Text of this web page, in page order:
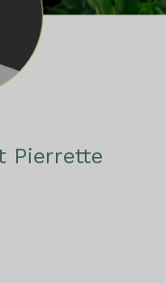
Pierrette